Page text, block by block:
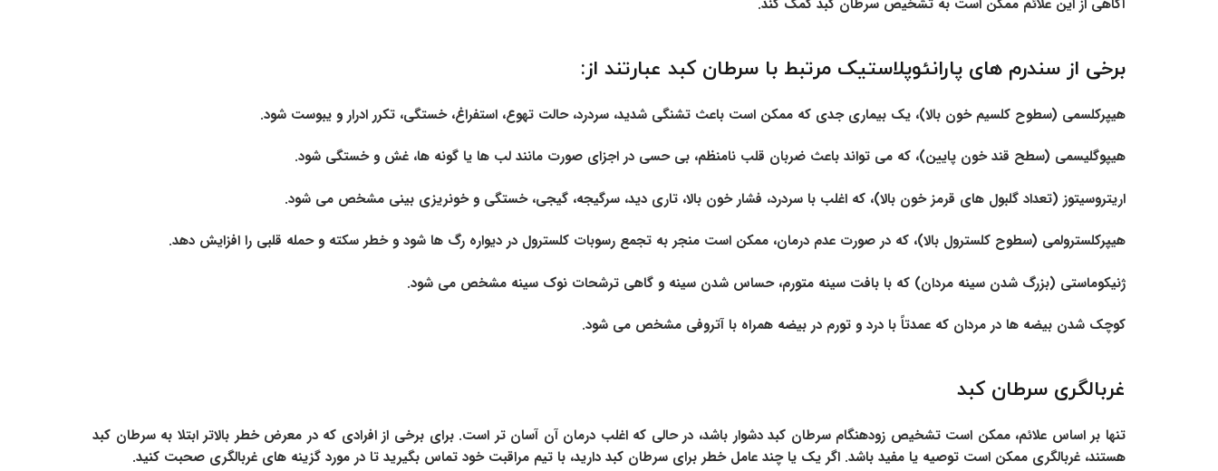
آگاهی از این علائم ممکن است به تشخیص سرطان کبد کمک کند.
برخی از سندرم های پارانئوپلاستیک مرتبط با سرطان کبد عبارتند از:
هیپرکلسمی (سطوح کلسیم خون بالا)، یک بیماری جدی که ممکن است باعث تشنگی شدید، سردرد، حالت تهوع، استفراغ، خستگی، تکرر ادرار و یبوست شود.
هیپوگلیسمی (سطح قند خون پایین)، که می تواند باعث ضربان قلب نامنظم، بی حسی در اجزای صورت مانند لب ها یا گونه ها، غش و خستگی شود.
اریتروسیتوز (تعداد گلبول های قرمز خون بالا)، که اغلب با سردرد، فشار خون بالا، تاری دید، سرگیجه، گیجی، خستگی و خونریزی بینی مشخص می شود.
هیپرکلسترولمی (سطوح کلسترول بالا)، که در صورت عدم درمان، ممکن است منجر به تجمع رسوبات کلسترول در دیواره رگ ها شود و خطر سکته و حمله قلبی را افزایش دهد.
ژنیکوماستی (بزرگ شدن سینه مردان) که با بافت سینه متورم، حساس شدن سینه و گاهی ترشحات نوک سینه مشخص می شود.
کوچک شدن بیضه ها در مردان که عمدتاً با درد و تورم در بیضه همراه با آتروفی مشخص می شود.
غربالگری سرطان کبد
تنها بر اساس علائم، ممکن است تشخیص زودهنگام سرطان کبد دشوار باشد، در حالی که اغلب درمان آن آسان تر است. برای برخی از افرادی که در معرض خطر بالاتر ابتلا به سرطان کبد
هستند، غربالگری ممکن است توصیه یا مفید باشد. اگر یک یا چند عامل خطر برای سرطان کبد دارید، با تیم مراقبت خود تماس بگیرید تا در مورد گزینه های غربالگری صحبت کنید.